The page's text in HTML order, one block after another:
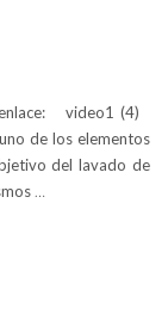
video1 (4)
de los elementos
del lavado de
…